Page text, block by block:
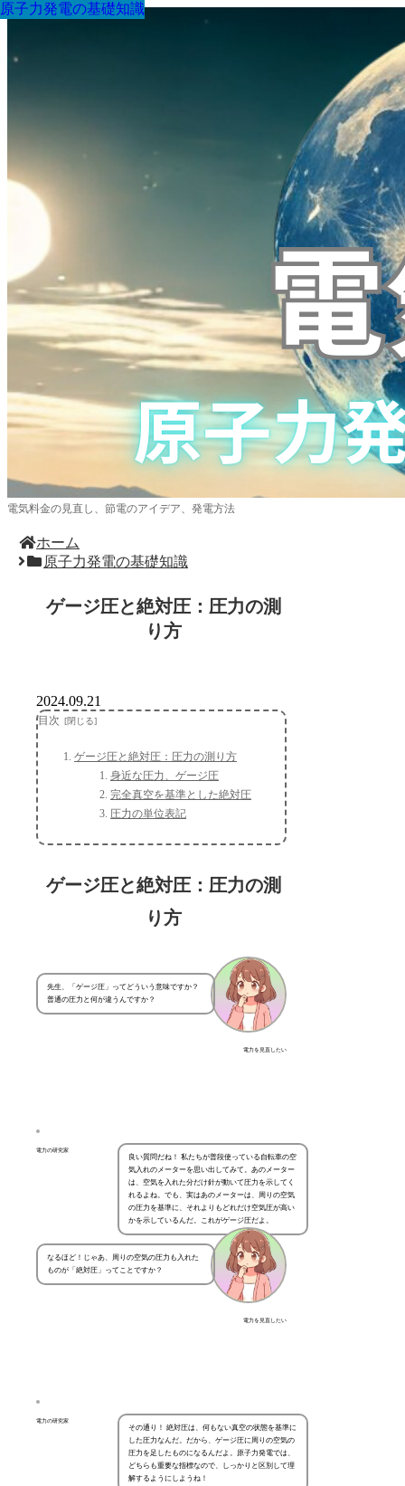
電気料金の見直し、節電のアイデア、発電方法
ホーム
原子力発電の基礎知識
ゲージ圧と絶対圧：圧力の測
り方
原子力発電の基礎知識
2024.09.21
目次
ゲージ圧と絶対圧：圧力の測り方
身近な圧力、ゲージ圧
完全真空を基準とした絶対圧
圧力の単位表記
ゲージ圧と絶対圧：圧力の測
り方
電力を見直したい
先生、「ゲージ圧」ってどういう意味ですか？
普通の圧力と何が違うんですか？
電力の研究家
良い質問だね！ 私たちが普段使っている自転車の空
気入れのメーターを思い出してみて。あのメーター
は、空気を入れた分だけ針が動いて圧力を示してく
れるよね。でも、実はあのメーターは、周りの空気
の圧力を基準に、それよりもどれだけ空気圧が高い
かを示しているんだ。これがゲージ圧だよ。
電力を見直したい
なるほど！じゃあ、周りの空気の圧力も入れた
ものが「絶対圧」ってことですか？
電力の研究家
その通り！ 絶対圧は、何もない真空の状態を基準に
した圧力なんだ。だから、ゲージ圧に周りの空気の
圧力を足したものになるんだよ。原子力発電では、
どちらも重要な指標なので、しっかりと区別して理
解するようにしようね！
原子力発電の基礎知識
原子力発電の基礎知識
原子力発電の基礎知識
原子力発電の基礎知識
原子力発電の基礎知識
原子力発電の基礎知識
原子力発電の基礎知識
原子力発電の基礎知識